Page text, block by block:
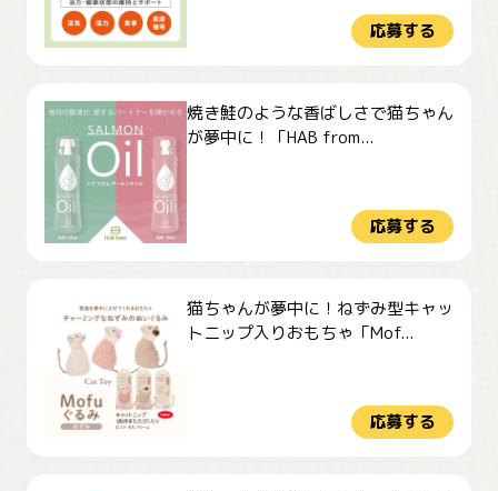
応募する
焼き鮭のような香ばしさで猫ちゃん
が夢中に！「HAB from...
応募する
猫ちゃんが夢中に！ねずみ型キャッ
トニップ入りおもちゃ「Mof...
応募する